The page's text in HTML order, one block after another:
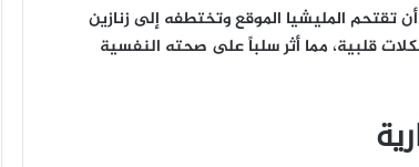
قبل أن تقتحم المليشيا الموقع وتختطفه إلى زنازين
قلبية، مما أثر سلباً على صحته النفسية